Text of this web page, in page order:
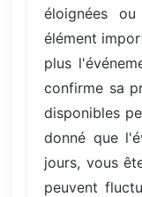
éloignées
élément
plus
confirme sa
disponibles
donné que
jours, vous
peuvent